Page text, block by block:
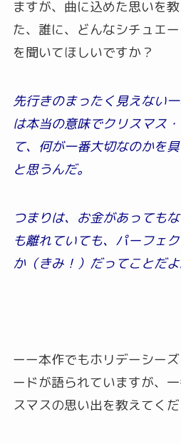
ますが、曲に込めた思いを
た、誰に、どんなシチュエ
を聞いてほしいですか？
先行きのまったく見えない
は本当の意味でクリスマス
て、何が一番大切なのかを
と思うんだ。
つまりは、お金があっても
も離れていても、パーフェ
か（きみ！）だってことだよ
ーー本作でもホリデーシー
ードが語られていますが、
スマスの思い出を教えてく